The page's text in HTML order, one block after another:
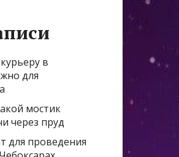
в
для
мостик
через пруд
для проведения